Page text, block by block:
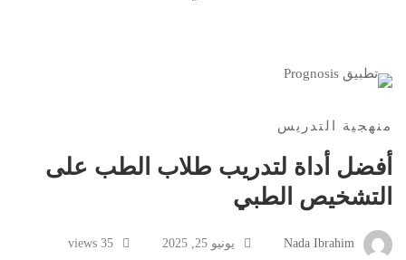
منهجية التدريس
أفضل أداة لتدريب طلاب الطب على
التشخيص الطبي
يونيو 25, 2025 35 views